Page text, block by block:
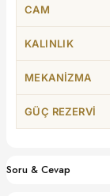
CAM
KALINLIK
MEKANIZMA
GÜÇ REZERVI
Soru & Cevap